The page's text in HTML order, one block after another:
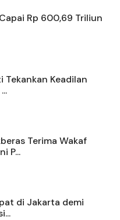
Rp 600,69 Triliun
Tekankan Keadilan
Terima Wakaf
P...
di Jakarta demi